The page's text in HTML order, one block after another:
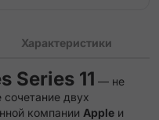
Характеристики
Series 11 — не
двух
компании Apple и